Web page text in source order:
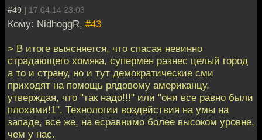
#49 | 17.04.14 23:03
Кому: NidhoggR, #43
> В итоге выясняется, что спасая невинно
страдающего хомяка, супермен разнес целый город
а то и страну, но и тут демократические сми
приходят на помощь рядовому американцу,
утверждая, что "так надо!!!" или "они все равно были
плохими!1". Технологии воздействия на умы на
западе, все же, на есравнимо более высоком уровне,
чем у нас.